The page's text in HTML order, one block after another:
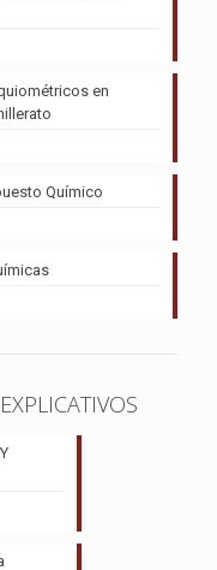
en
Químico